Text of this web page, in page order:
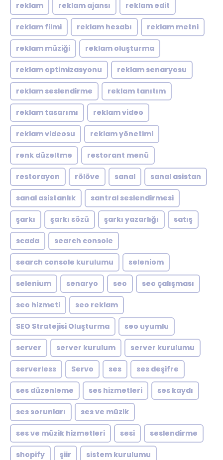
reklam reklam ajansı reklam edit
reklam filmi reklam hesabı reklam metni
reklam müziği reklam oluşturma
reklam optimizasyonu reklam senaryosu
reklam seslendirme reklam tanıtım
reklam tasarımı reklam video
reklam videosu reklam yönetimi
renk düzeltme restorant menü
restorayon rölöve sanal sanal asistan
sanal asistanlık santral seslendirmesi
şarkı şarkı sözü şarkı yazarlığı satış
scada search console
search console kurulumu seleniom
selenium senaryo seo seo çalışması
seo hizmeti seo reklam
SEO Stratejisi Oluşturma seo uyumlu
server server kurulum server kurulumu
serverless Servo ses ses deşifre
ses düzenleme ses hizmetleri ses kaydı
ses sorunları ses ve müzik
ses ve müzik hizmetleri sesi seslendirme
shopify şiir sistem kurulumu